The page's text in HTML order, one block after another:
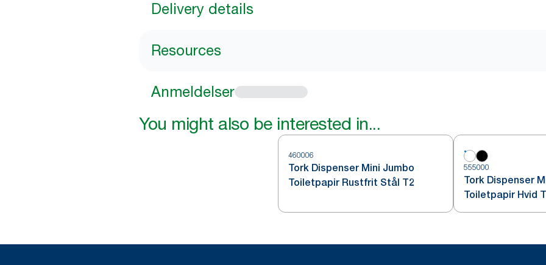
Delivery details
Resources
Anmeldelser
You might also be interested in...
460006
Tork Dispenser Mini Jumbo
Toiletpapir Rustfrit Stål T2
555000
Tork Dispenser
Toiletpapir Hvid